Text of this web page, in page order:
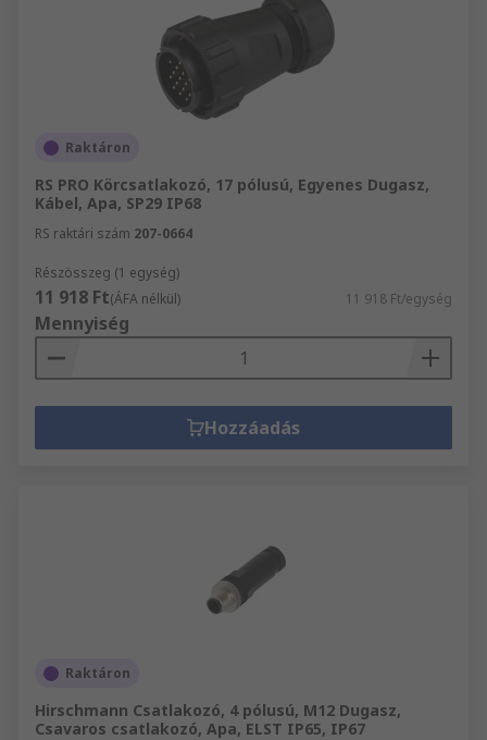
Raktáron
RS PRO Körcsatlakozó, 17 pólusú, Egyenes Dugasz,
Kábel, Apa, SP29 IP68
RS raktári szám 207-0664
Részösszeg (1 egység)
11 918 Ft(ÁFA nélkül) 11 918 Ft/egység
Mennyiség
Hozzáadás
Raktáron
Hirschmann Csatlakozó, 4 pólusú, M12 Dugasz,
Csavaros csatlakozó, Apa, ELST IP65, IP67